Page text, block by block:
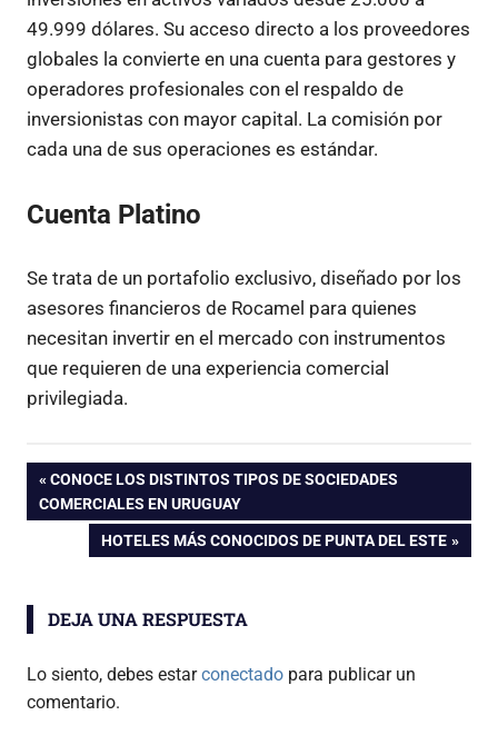
49.999 dólares. Su acceso directo a los proveedores
globales la convierte en una cuenta para gestores y
operadores profesionales con el respaldo de
inversionistas con mayor capital. La comisión por
cada una de sus operaciones es estándar.
Cuenta Platino
Se trata de un portafolio exclusivo, diseñado por los
asesores financieros de Rocamel para quienes
necesitan invertir en el mercado con instrumentos
que requieren de una experiencia comercial
privilegiada.
Navegación
ENTRADA
ANTERIOR:
CONOCE LOS DISTINTOS TIPOS DE SOCIEDADES
COMERCIALES EN URUGUAY
ENTRADA
HOTELES MÁS CONOCIDOS DE PUNTA DEL ESTE
DEJA UNA RESPUESTA
Lo siento, debes estarconectado para publicar un
comentario.